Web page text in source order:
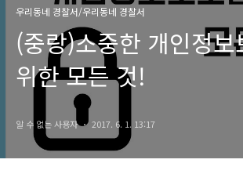
우리동네 경찰서/우리동네 경찰서
(중랑)소중한 개인정보
위한 모든 것!
알 수 없는 사용자 2017. 6. 1. 13:17